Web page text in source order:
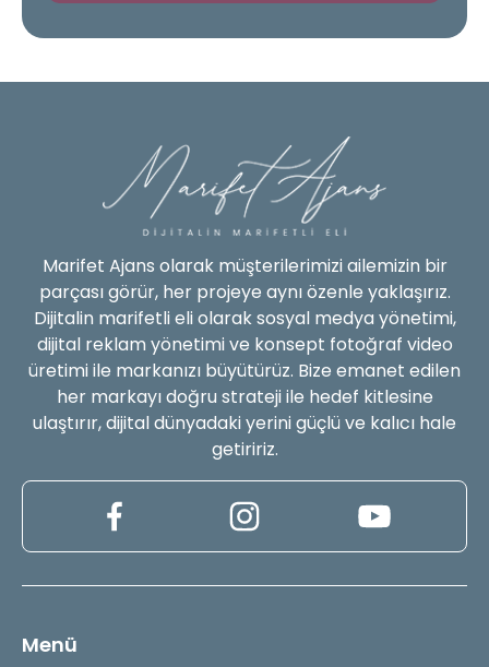
Marifet Ajans olarak müşterilerimizi ailemizin bir
parçası görür, her projeye aynı özenle yaklaşırız.
Dijitalin marifetli eli olarak sosyal medya yönetimi,
dijital reklam yönetimi ve konsept fotoğraf video
üretimi ile markanızı büyütürüz. Bize emanet edilen
her markayı doğru strateji ile hedef kitlesine
ulaştırır, dijital dünyadaki yerini güçlü ve kalıcı hale
getiririz.
Menü